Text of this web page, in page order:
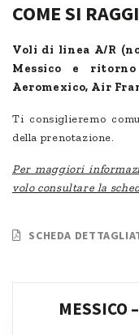
COME SI
Voli di linea A/R
Messico e
Aeromexico, Air
Ti consiglieremo
della prenotazione.
Per maggiori
volo consultare la
SCHEDA
MESSICO